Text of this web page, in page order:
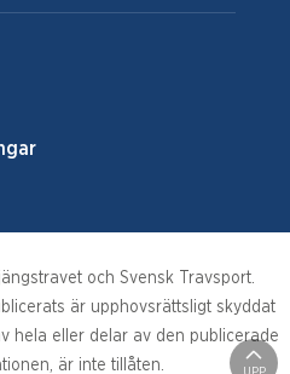
UPP
och Svensk Travsport.
är upphovsrättsligt skyddat
hela eller delar av den publicerade
är inte tillåten.